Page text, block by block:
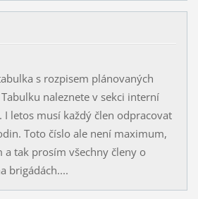
s rozpisem plánovaných
naleznete v sekci interní
I letos musí každý člen odpracovat
Toto číslo ale není maximum,
tak prosím všechny členy o
brigádách....